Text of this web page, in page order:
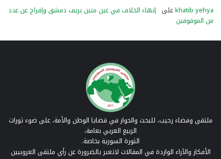
khatib yehyaعلى إنهاء الخلاف في عين منين بريف دمشق وإفراج عن عدد
من الموقوفين
ملتقى وفضاء رحيب، للبحث والحوار في قضايا الوطن والأمة، على ضوء ثورات
الربيع العربي بعامة،
الثورة السورية بخاصة.
الأفكار والآراء الواردة في المقالات لاتعبر بالضرورة عن رأي ملتقى العروبيين